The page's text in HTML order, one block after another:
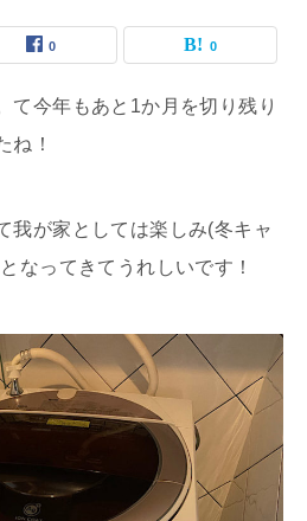
0 0
て今年もあと1か月を切り残り
ね！
我が家としては楽しみ(冬キャ
なってきてうれしいです！